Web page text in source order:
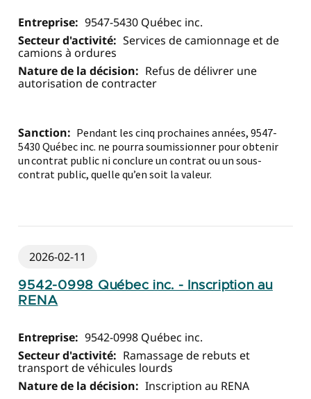
Entreprise: 9547-5430 Québec inc.
Secteur d'activité: Services de camionnage et de
camions à ordures
Nature de la décision: Refus de délivrer une
autorisation de contracter
Sanction: Pendant les cinq prochaines années, 9547-
5430 Québec inc. ne pourra soumissionner pour obtenir
un contrat public ni conclure un contrat ou un sous-
contrat public, quelle qu’en soit la valeur.
9542-0998 Québec inc. - Inscription au
RENA
2026-02-11
Entreprise: 9542-0998 Québec inc.
Secteur d'activité: Ramassage de rebuts et
transport de véhicules lourds
Nature de la décision: Inscription au RENA